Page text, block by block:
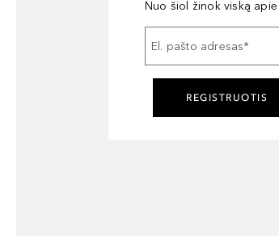
Nuo šiol žinok viską
El. pašto adresas*
REGISTRUOTIS